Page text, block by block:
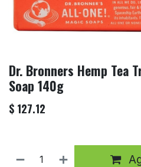
Dr. Bronners Hemp Tea
Soap 140g
$ 127.12